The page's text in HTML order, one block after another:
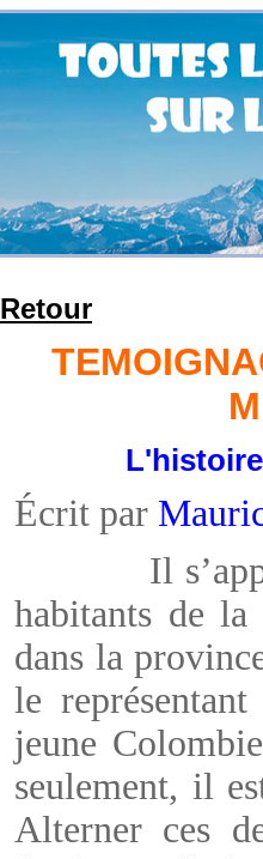
Retour
Écrit par
Il s’appelle
habitants de
dans la
le
jeune
seulement, il
Alterner ces